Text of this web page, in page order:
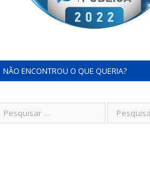
NÃO ENCONTROU O QUE QUERIA?